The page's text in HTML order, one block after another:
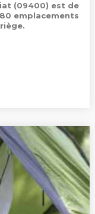
(09400) est de
emplacements